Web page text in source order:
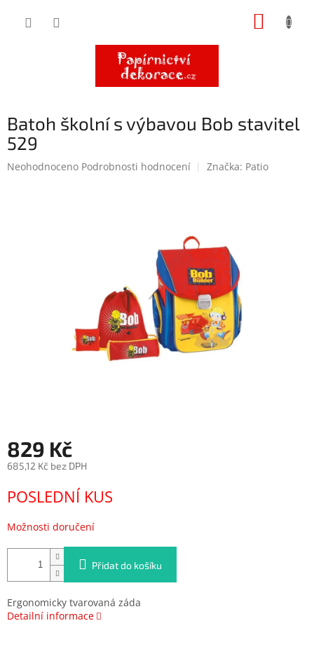
Batoh školní s výbavou Bob stavitel
529
Průměrné
Neohodnoceno Podrobnosti hodnocení Značka: Patio
829 Kč
685,12 Kč bez DPH
cena:
POSLEDNÍ KUS
Možnosti doručení
Přidat do košíku
Ergonomicky tvarovaná záda
Detailní informace